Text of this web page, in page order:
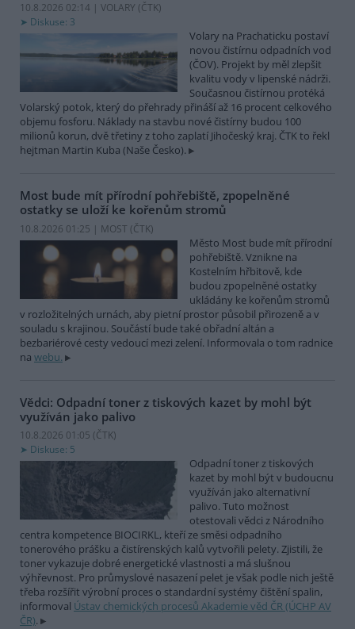
10.8.2026 02:14 | VOLARY (ČTK)
Diskuse: 3
Volary na Prachaticku postaví
novou čistírnu odpadních vod
(ČOV). Projekt by měl zlepšit
kvalitu vody v lipenské nádrži.
Současnou čistírnou protéká
Volarský potok, který do přehrady přináší až 16 procent celkového
objemu fosforu. Náklady na stavbu nové čistírny budou 100
milionů korun, dvě třetiny z toho zaplatí Jihočeský kraj. ČTK to řekl
hejtman Martin Kuba (Naše Česko).
Most bude mít přírodní pohřebiště, zpopelněné
ostatky se uloží ke kořenům stromů
10.8.2026 01:25 | MOST (ČTK)
Město Most bude mít přírodní
pohřebiště. Vznikne na
Kostelním hřbitově, kde
budou zpopelněné ostatky
ukládány ke kořenům stromů
v rozložitelných urnách, aby pietní prostor působil přirozeně a v
souladu s krajinou. Součástí bude také obřadní altán a
bezbariérové cesty vedoucí mezi zelení. Informovala o tom radnice
na webu.
Vědci: Odpadní toner z tiskových kazet by mohl být
využíván jako palivo
10.8.2026 01:05 (ČTK)
Diskuse: 5
Odpadní toner z tiskových
kazet by mohl být v budoucnu
využíván jako alternativní
palivo. Tuto možnost
otestovali vědci z Národního
centra kompetence BIOCIRKL, kteří ze směsi odpadního
tonerového prášku a čistírenských kalů vytvořili pelety. Zjistili, že
toner vykazuje dobré energetické vlastnosti a má slušnou
výhřevnost. Pro průmyslové nasazení pelet je však podle nich ještě
třeba rozšířit výrobní proces o standardní systémy čištění spalin,
informoval Ústav chemických procesů Akademie věd ČR (ÚCHP AV
ČR).